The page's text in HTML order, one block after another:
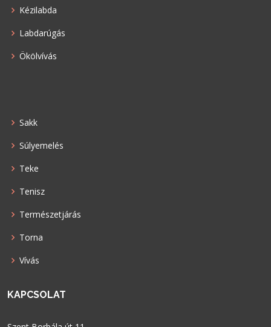
Kézilabda
Labdarúgás
Ökölvívás
Sakk
Súlyemelés
Teke
Tenisz
Természetjárás
Torna
Vívás
KAPCSOLAT